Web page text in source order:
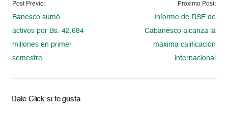
Post Previo:
Banesco sumó
activos por Bs. 42.684
millones en primer
semestre
Proximo Post:
Informe de RSE de
Cabanesco alcanza la
máxima calificación
internacional
Dale Click si te gusta